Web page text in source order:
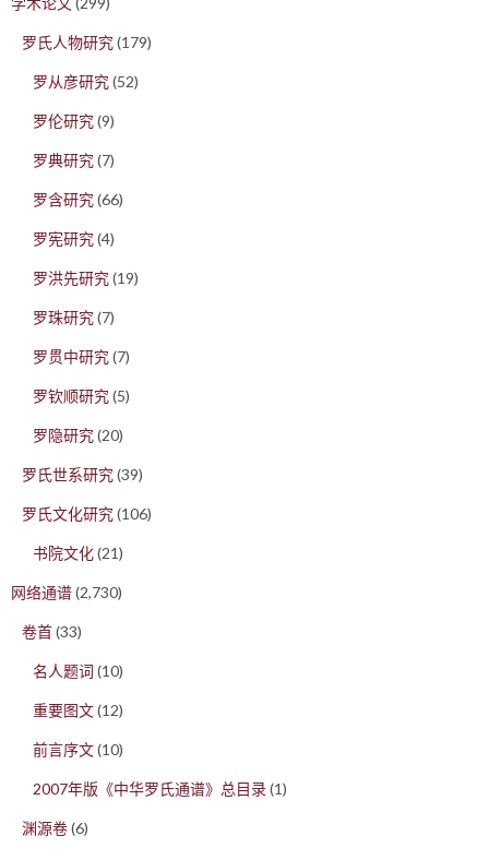
罗氏人物研究(179)
罗从彦研究(52)
罗伦研究(9)
罗典研究(7)
罗含研究(66)
罗宪研究(4)
罗洪先研究(19)
罗珠研究(7)
罗贯中研究(7)
罗钦顺研究(5)
罗隐研究(20)
罗氏世系研究(39)
罗氏文化研究(106)
书院文化(21)
网络通谱(2,730)
卷首(33)
名人题词 (10)
重要图文(12)
前言序文(10)
2007年版《中华罗氏通谱》总目录(1)
渊源卷(6)